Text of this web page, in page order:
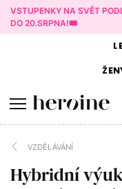
VSTUPENKY NA SVĚT
DO 20.SRPNA!🎟️
VZDĚLÁVÁNÍ
Hybridní